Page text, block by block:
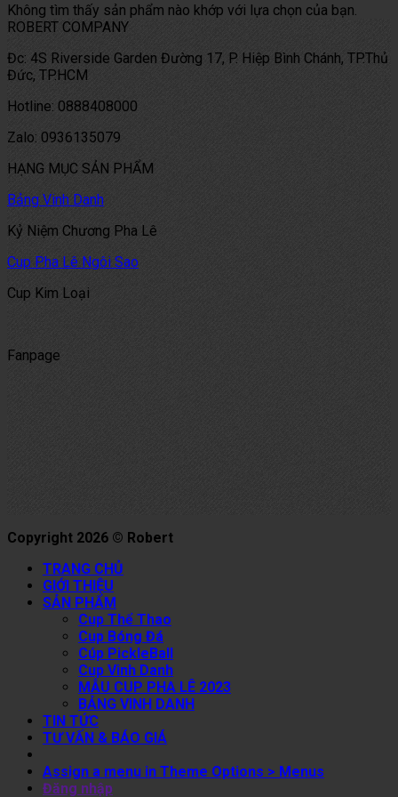
Không tìm thấy sản phẩm nào khớp với lựa chọn của bạn.
ROBERT COMPANY
Đc: 4S Riverside Garden Đường 17, P. Hiệp Bình Chánh, TP.Thủ
Đức, TP.HCM
Hotline: 0888408000
Zalo: 0936135079
HẠNG MỤC SẢN PHẨM
Bảng Vinh Danh
Kỷ Niệm Chương Pha Lê
Cup Pha Lê Ngôi Sao
Cup Kim Loại
Fanpage
Copyright 2026 © Robert
TRANG CHỦ
GIỚI THIỆU
SẢN PHẨM
Cup Thể Thao
Cup Bóng Đá
Cúp PickleBall
Cup Vinh Danh
MẪU CUP PHA LÊ 2023
BẢNG VINH DANH
TIN TỨC
TƯ VẤN & BÁO GIÁ
Assign a menu in Theme Options > Menus
Đăng nhập